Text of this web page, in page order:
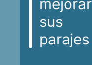
mejorar
sus
parajes